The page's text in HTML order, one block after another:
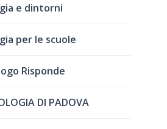
e dintorni
per le scuole
Risponde
DI PADOVA